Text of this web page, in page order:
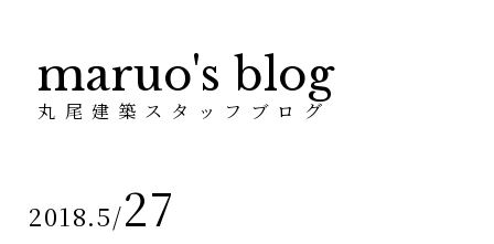
maruo's blog
丸尾建築スタッフブログ
2018.5/27